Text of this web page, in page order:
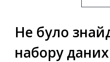
Не було
набору даних